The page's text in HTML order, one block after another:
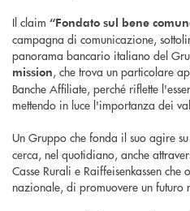
Il claim “Fondato sul bene
campagna di comunicazione,
panorama bancario italiano del
mission, che trova un particolare
Banche Affiliate, perché riflette
mettendo in luce l'importanza dei
Un Gruppo che fonda il suo agire
cerca, nel quotidiano, anche
Casse Rurali e Raiffeisenkassen
nazionale, di promuovere un futuro